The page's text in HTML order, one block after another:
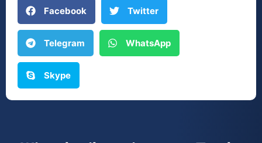
Facebook Twitter
Telegram WhatsApp
Skype